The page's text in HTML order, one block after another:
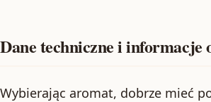
Dane techniczne i informacje
Wybierając aromat, dobrze mieć